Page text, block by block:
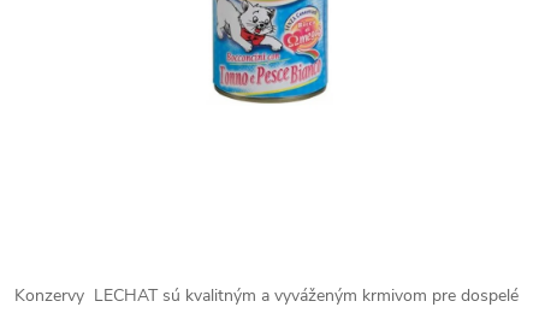
Konzervy LECHAT sú kvalitným a vyváženým krmivom pre dospelé